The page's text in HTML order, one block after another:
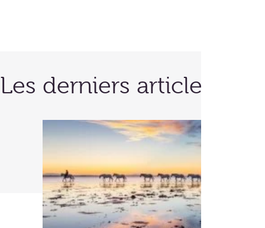
Les derniers articles